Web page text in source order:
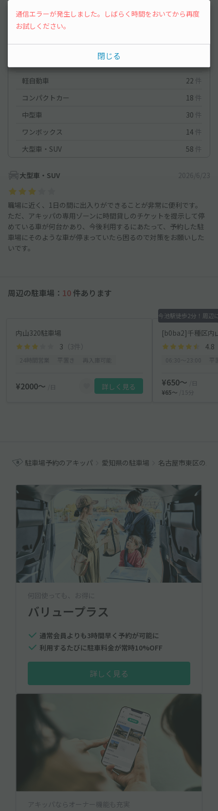
4（2件）
停めやすさ
4 駐車料金
4
軽自動車
22 件
コンパクトカー
18 件
中型車
30 件
ワンボックス
14 件
大型車・SUV
58 件
大型車・SUV 2026/6/23
職場に近く、1日の間に出入りができることが非常に便利です。
ただ、アキッパの専用ゾーンに時間貸しのチケットを提示して停
めている車が何台かあり、今後利用するにあたって、予約した駐
車場にそのような車が停まっていたら困るので対策をお願いした
いです。
周辺の駐車場： 10 件あります
内山320駐車場
3 （3件）
¥2000〜 /日 詳しく見る
[b0ba2]千種区内
4.8
¥650〜
/日
¥65〜
/15分
駐車場予約のアキッパ 愛知県の駐車場 名古屋市東区の駐
通信エラーが発生しました。しばらく時間をおいてから再度
お試しください。
閉じる
何回使っても、お得に
バリュープラス
通常会員よりも3時間早く予約が可能に
利用するたびに駐車料金が常時10%OFF
詳しく見る
アキッパならオーナー機能も充実